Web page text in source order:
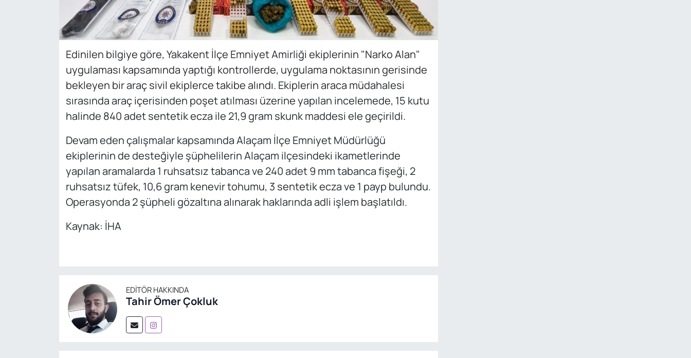
Edinilen bilgiye göre, Yakakent İlçe Emniyet Amirliği ekiplerinin "Narko Alan"
uygulaması kapsamında yaptığı kontrollerde, uygulama noktasının gerisinde
bekleyen bir araç sivil ekiplerce takibe alındı. Ekiplerin araca müdahalesi
sırasında araç içerisinden poşet atılması üzerine yapılan incelemede, 15 kutu
halinde 840 adet sentetik ecza ile 21,9 gram skunk maddesi ele geçirildi.
Devam eden çalışmalar kapsamında Alaçam İlçe Emniyet Müdürlüğü
ekiplerinin de desteğiyle şüphelilerin Alaçam ilçesindeki ikametlerinde
yapılan aramalarda 1 ruhsatsız tabanca ve 240 adet 9 mm tabanca fişeği, 2
ruhsatsız tüfek, 10,6 gram kenevir tohumu, 3 sentetik ecza ve 1 payp bulundu.
Operasyonda 2 şüpheli gözaltına alınarak haklarında adli işlem başlatıldı.
Kaynak: İHA
EDITÖR HAKKINDA
Tahir Ömer Çokluk